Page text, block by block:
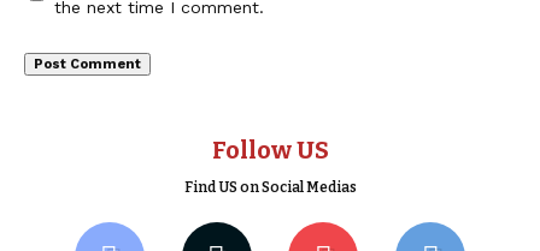
the next time I comment.
Follow US
Find US on Social Medias